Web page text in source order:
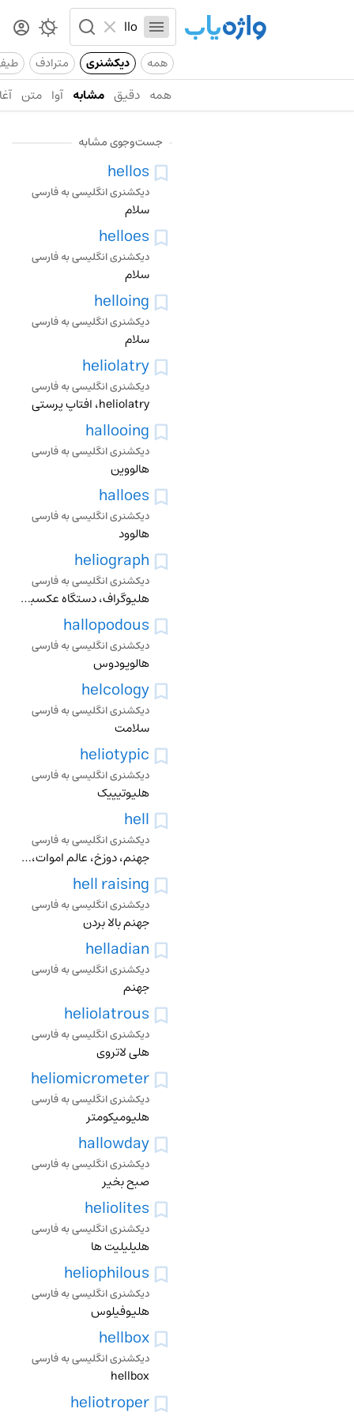
همه دیکشنری مترادف
همه دقیق مشابه آوا متن
جست‌وجوی مشابه
hellos
دیکشنری انگلیسی به فارسی
سلام
helloes
دیکشنری انگلیسی به فارسی
سلام
helloing
دیکشنری انگلیسی به فارسی
سلام
heliolatry
دیکشنری انگلیسی به فارسی
heliolatry، افتاپ پرستی
hallooing
دیکشنری انگلیسی به فارسی
هالووین
halloes
دیکشنری انگلیسی به فارسی
هالوود
heliograph
دیکشنری انگلیسی به فارسی
هلیوگراف، دستگاه عکسبرداری از افتاب، گراورسازی بانور افتاب
hallopodous
دیکشنری انگلیسی به فارسی
هالوپودوس
helcology
دیکشنری انگلیسی به فارسی
سلامت
heliotypic
دیکشنری انگلیسی به فارسی
هلیوتیپیک
hell
دیکشنری انگلیسی به فارسی
جهنم، دوزخ، عالم اموات، عالم اسفل
hell raising
دیکشنری انگلیسی به فارسی
جهنم بالا بردن
helladian
دیکشنری انگلیسی به فارسی
جهنم
heliolatrous
دیکشنری انگلیسی به فارسی
هلی لاتروی
heliomicrometer
دیکشنری انگلیسی به فارسی
هلیومیکومتر
hallowday
دیکشنری انگلیسی به فارسی
صبح بخیر
heliolites
دیکشنری انگلیسی به فارسی
هلیلیلیت ها
heliophilous
دیکشنری انگلیسی به فارسی
هلیوفیلوس
hellbox
دیکشنری انگلیسی به فارسی
hellbox
heliotroper